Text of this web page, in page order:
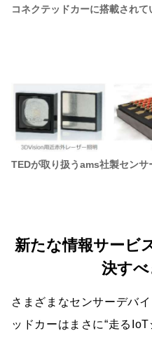
コネクテッドカーに搭載され
TEDが取り扱うams社製センサ
新たな情報サービ
決す
さまざまなセンサーデバ
ッドカーはまさに“走る